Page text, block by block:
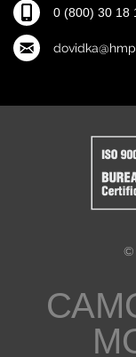
0 (800) 30 18
©